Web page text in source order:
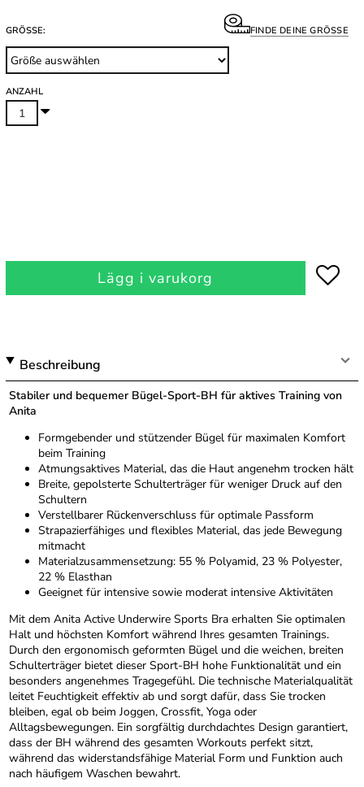
GRÖSSE: FINDE DEINE GRÖSSE
ANZAHL
Lägg i varukorg
Beschreibung
Stabiler und bequemer Bügel-Sport-BH für aktives Training von
Anita
Formgebender und stützender Bügel für maximalen Komfort
beim Training
Atmungsaktives Material, das die Haut angenehm trocken hält
Breite, gepolsterte Schulterträger für weniger Druck auf den
Schultern
Verstellbarer Rückenverschluss für optimale Passform
Strapazierfähiges und flexibles Material, das jede Bewegung
mitmacht
Materialzusammensetzung: 55 % Polyamid, 23 % Polyester,
22 % Elasthan
Geeignet für intensive sowie moderat intensive Aktivitäten
Mit dem Anita Active Underwire Sports Bra erhalten Sie optimalen
Halt und höchsten Komfort während Ihres gesamten Trainings.
Durch den ergonomisch geformten Bügel und die weichen, breiten
Schulterträger bietet dieser Sport-BH hohe Funktionalität und ein
besonders angenehmes Tragegefühl. Die technische Materialqualität
leitet Feuchtigkeit effektiv ab und sorgt dafür, dass Sie trocken
bleiben, egal ob beim Joggen, Crossfit, Yoga oder
Alltagsbewegungen. Ein sorgfältig durchdachtes Design garantiert,
dass der BH während des gesamten Workouts perfekt sitzt,
während das widerstandsfähige Material Form und Funktion auch
nach häufigem Waschen bewahrt.